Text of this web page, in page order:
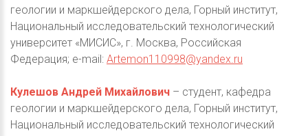
геологии и маркшейдерского дела, Горный институт,
Национальный исследовательский технологический
университет «МИСИС», г. Москва, Российская
Федерация; e-mail: Artemon110998@yandex.ru
Кулешов Андрей Михайлович – студент, кафедра
геологии и маркшейдерского дела, Горный институт,
Национальный исследовательский технологический